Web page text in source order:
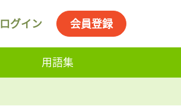
ログイン 会員登録
用語集